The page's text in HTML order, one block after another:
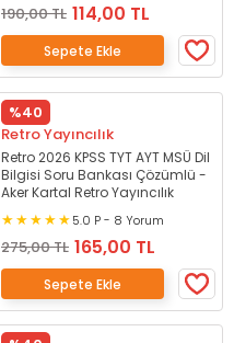
190,00 TL 114,00 TL
Sepete Ekle
%40
Retro Yayıncılık
Retro 2026 KPSS TYT AYT MSÜ Dil
Bilgisi Soru Bankası Çözümlü -
Aker Kartal Retro Yayıncılık
5.0 P - 8 Yorum
275,00 TL 165,00 TL
Sepete Ekle